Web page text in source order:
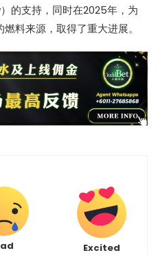
的支持，同时在2025年，为
料来源，取得了重大进展。
Excited